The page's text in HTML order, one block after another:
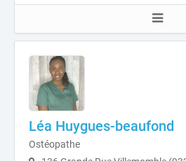
Léa Huygues-beaufond
Ostéopathe